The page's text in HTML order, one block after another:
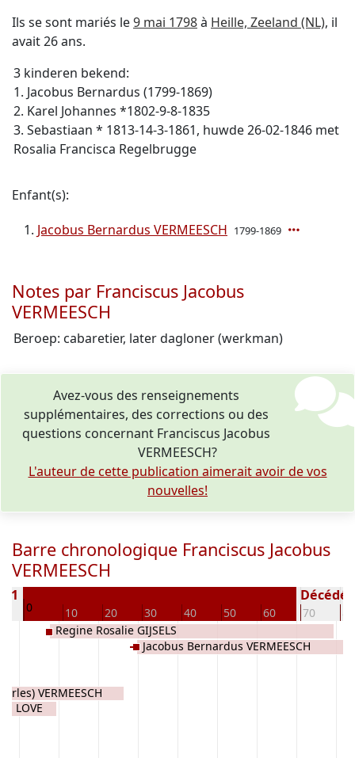
Ils se sont mariés le9 mai 1798à Heille, Zeeland (NL), il
avait 26 ans.
3 kinderen bekend:
1. Jacobus Bernardus (1799-1869)
2. Karel Johannes *1802-9-8-1835
3. Sebastiaan * 1813-14-3-1861, huwde 26-02-1846 met
Rosalia Francisca Regelbrugge
Enfant(s):
Jacobus Bernardus VERMEESCH 1799-1869
Notes par Franciscus Jacobus
VERMEESCH
Beroep: cabaretier, later dagloner (werkman)
Avez-vous des renseignements
supplémentaires, des corrections ou des
questions concernant Franciscus Jacobus
VERMEESCH?
L'auteur de cette publication aimerait avoir de vos
nouvelles!
Barre chronologique Franciscus Jacobus
VERMEESCH
0 10 20 30 40 50 60 70
VERMEESCH
LOVE
Regine Rosalie GIJSELS
Jacobus Bernardus VERMEESCH